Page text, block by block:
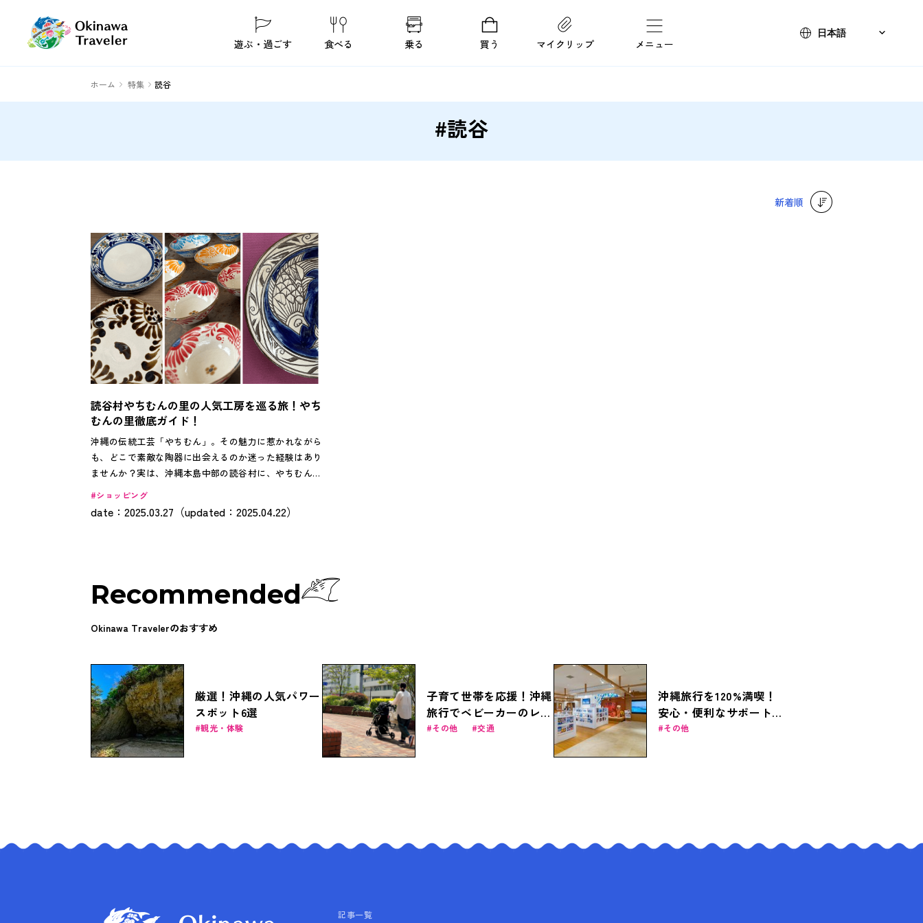
遊ぶ・過ごす 食べる 乗る 買う マイクリップ メニュー
ホーム 特集 読谷
#読谷
新着順
読谷村やちむんの里の人気工房を巡る旅！やち
むんの里徹底ガイド！
沖縄の伝統工芸「やちむん」。その魅力に惹かれながら
も、どこで素敵な陶器に出会えるのか迷った経験はあり
ませんか？実は、沖縄本島中部の読谷村に、やちむんの
聖地とも呼べる場所があるのです。18もの工房が集まる
「やちむんの里」は、まさに陶器愛好家の楽園。今回
は、この魅力的なスポットを隅々まで探索し、工房ごと
ショッピング
date：2025.03.27（updated：2025.04.22）
Recommended
Okinawa Travelerのおすすめ
厳選！沖縄の人気パワー
スポット6選
観光・体験
子育て世帯を応援！沖縄
旅行でベビーカーのレン
タルは「ベビカル」で。
その他 交通
沖縄旅行を120%満喫！
安心・便利なサポート活
用ガイド
その他
記事一覧